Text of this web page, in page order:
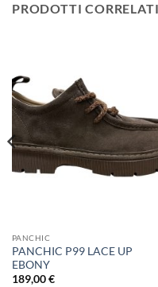
PRODOTTI CORRELATI
PANCHIC
PANCHIC P99 LACE UP
EBONY
189,00€